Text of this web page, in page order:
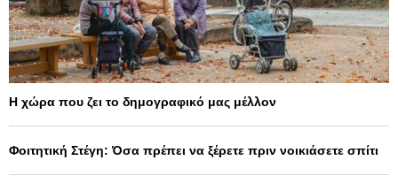
Η χώρα που ζει το δημογραφικό μας μέλλον
Φοιτητική Στέγη: Όσα πρέπει να ξέρετε πριν νοικιάσετε σπίτι